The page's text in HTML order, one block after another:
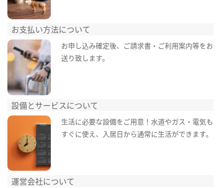
お支払い方法について
お申し込み確定後、ご請求書・ご利用案内等をお
送り致します。
設備とサービスについて
生活に必要な設備をご用意！水道やガス・電気も
すぐに使え、入居日から通常に生活ができます。
運営会社について